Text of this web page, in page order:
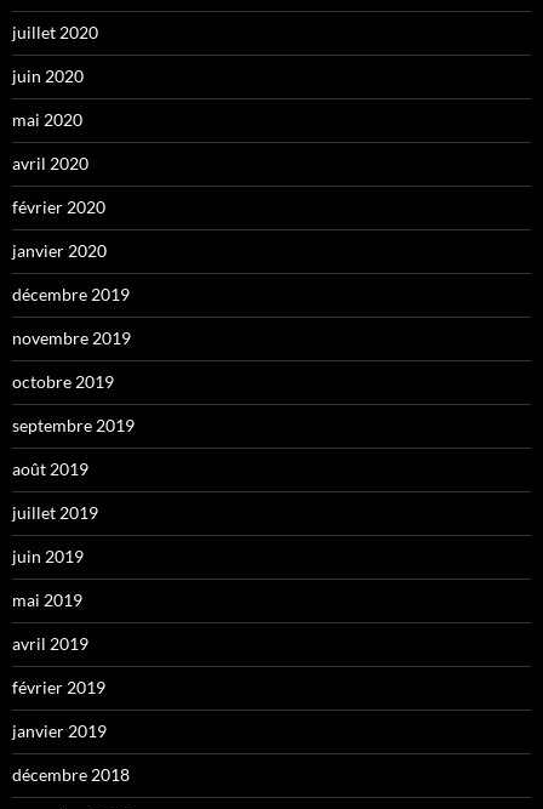
juillet 2020
juin 2020
mai 2020
avril 2020
février 2020
janvier 2020
décembre 2019
novembre 2019
octobre 2019
septembre 2019
août 2019
juillet 2019
juin 2019
mai 2019
avril 2019
février 2019
janvier 2019
décembre 2018